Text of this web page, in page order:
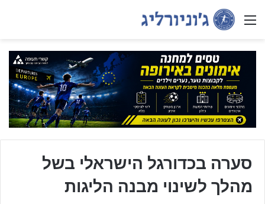
Menu
סערה בכדורגל הישראלי בשל
מהלך לשינוי מבנה הליגות